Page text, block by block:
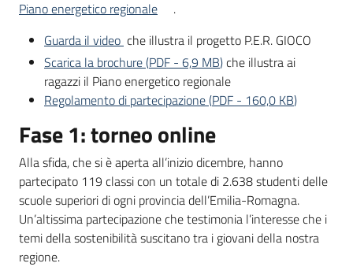
Comunicazione
partecipazione
Menu selezionato
Seguici
su
Piano energetico regionale
.
Guarda il video che illustra il progetto P.E.R. GIOCO
Scarica la brochure(PDF - 6,9 MB)che illustra ai
ragazzi il Piano energetico regionale
Regolamento di partecipazione(PDF - 160,0 KB)
Fase 1: torneo online
Alla sfida, che si è aperta all’inizio dicembre, hanno
partecipato 119 classi con un totale di 2.638 studenti delle
scuole superiori di ogni provincia dell’Emilia-Romagna.
Un’altissima partecipazione che testimonia l’interesse che i
temi della sostenibilità suscitano tra i giovani della nostra
regione.